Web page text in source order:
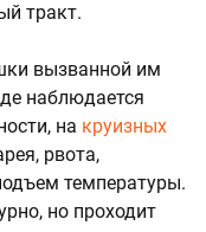
тракт.
вызванной им
наблюдается
на круизных
рвота,
температуры.
но проходит